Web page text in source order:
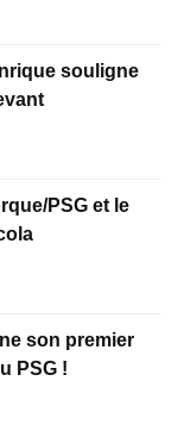
souligne
PSG et le
son premier
PSG !